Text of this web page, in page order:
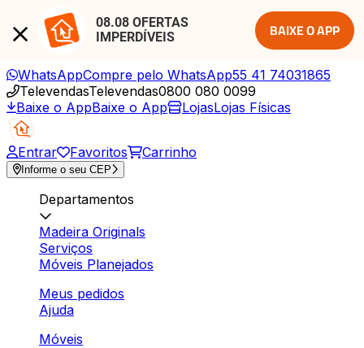
08.08 OFERTAS
IMPERDÍVEIS
BAIXE O APP
WhatsAppCompre pelo WhatsApp55 41 74031865
TelevendasTelevendas0800 080 0099
Baixe o AppBaixe o App LojasLojas Físicas
Entrar Favoritos Carrinho
Informe o seu CEP
Departamentos
Madeira Originals
Serviços
Móveis Planejados
Meus pedidos
Ajuda
Móveis